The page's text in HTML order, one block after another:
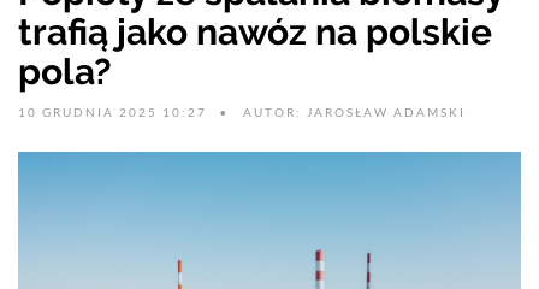
trafią jako nawóz na polskie
pola?
10 GRUDNIA 2025 10:27 AUTOR: JAROSŁAW ADAMSKI